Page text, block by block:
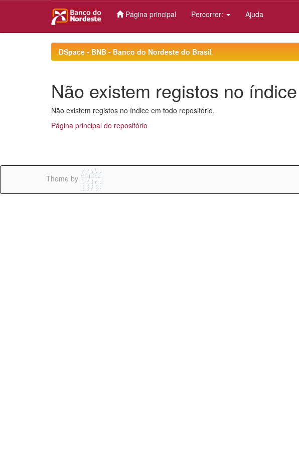
Página principal Percorrer: Ajuda
DSpace - BNB - Banco do Nordeste do Brasil
Não existem registos no índice
Não existem registos no índice em todo repositório.
Página principal do repositório
Theme by